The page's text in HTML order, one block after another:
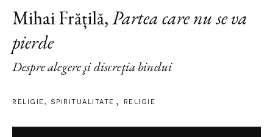
Mihai Frățilă,Partea care nu se va
pierde
Despre alegere şi discreţia binelui
RELIGIE, SPIRITUALITATE RELIGIE